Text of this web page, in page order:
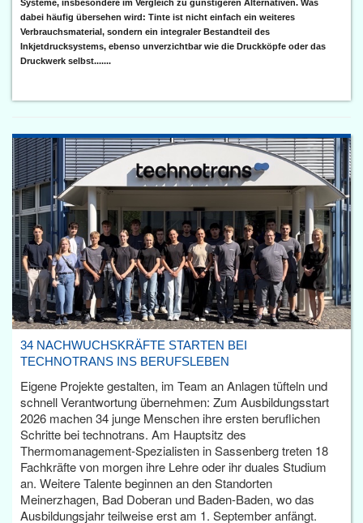
Systeme, insbesondere im Vergleich zu günstigeren Alternativen. Was
dabei häufig übersehen wird: Tinte ist nicht einfach ein weiteres
Verbrauchsmaterial, sondern ein integraler Bestandteil des
Inkjetdrucksystems, ebenso unverzichtbar wie die Druckköpfe oder das
Druckwerk selbst.......
34 NACHWUCHSKRÄFTE STARTEN BEI
TECHNOTRANS INS BERUFSLEBEN
Eigene Projekte gestalten, im Team an Anlagen tüfteln und
schnell Verantwortung übernehmen: Zum Ausbildungsstart
2026 machen 34 junge Menschen ihre ersten beruflichen
Schritte bei technotrans. Am Hauptsitz des
Thermomanagement-Spezialisten in Sassenberg treten 18
Fachkräfte von morgen ihre Lehre oder ihr duales Studium
an. Weitere Talente beginnen an den Standorten
Meinerzhagen, Bad Doberan und Baden-Baden, wo das
Ausbildungsjahr teilweise erst am 1. September anfängt.